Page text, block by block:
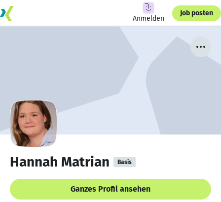
Anmelden
Job posten
Hannah Matrian Basis
Ganzes Profil ansehen